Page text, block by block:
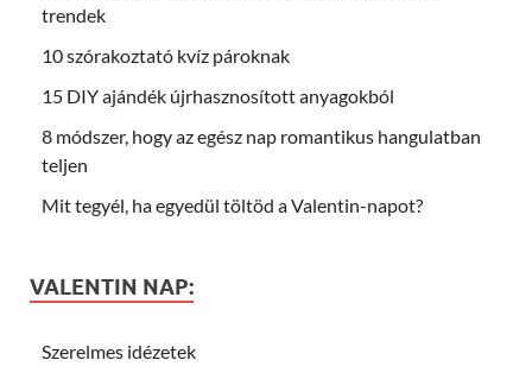
trendek
10 szórakoztató kvíz pároknak
15 DIY ajándék újrhasznosított anyagokból
8 módszer, hogy az egész nap romantikus hangulatban
teljen
Mit tegyél, ha egyedül töltöd a Valentin-napot?
VALENTIN NAP:
Szerelmes idézetek